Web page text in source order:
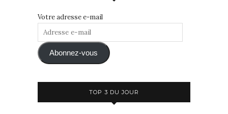
Votre adresse e-mail
Adresse
mail Abonnez-vous
TOP 3 DU JOUR